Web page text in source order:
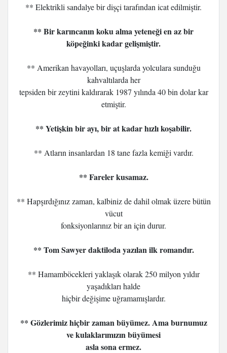
** Elektrikli sandalye bir dişçi tarafından icat edilmiştir.
** Bir karıncanın koku alma yeteneği en az bir
köpeğinki kadar gelişmiştir.
** Amerikan havayolları, uçuşlarda yolculara sunduğu
kahvaltılarda her
tepsiden bir zeytini kaldırarak 1987 yılında 40 bin dolar kar
etmiştir.
** Yetişkin bir ayı, bir at kadar hızlı koşabilir.
** Atların insanlardan 18 tane fazla kemiği vardır.
** Fareler kusamaz.
** Hapşırdığınız zaman, kalbiniz de dahil olmak üzere bütün
vücut
fonksiyonlarınız bir an için durur.
** Tom Sawyer daktiloda yazılan ilk romandır.
** Hamamböcekleri yaklaşık olarak 250 milyon yıldır
yaşadıkları halde
hiçbir değişime uğramamışlardır.
** Gözlerimiz hiçbir zaman büyümez. Ama burnumuz
ve kulaklarımızın büyümesi
asla sona ermez.